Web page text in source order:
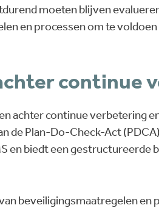
moeten blijven
en processen om te voldoen
continue
achter continue verbetering
de Plan-Do-Check-Act
en biedt een gestructureerde
beveiligingsmaatregelen en